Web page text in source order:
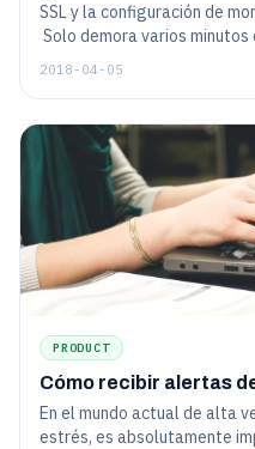
SSL y la configuración de
Solo demora varios minutos
2018-04-05
PRODUCT
Cómo recibir alertas
En el mundo actual de alta
estrés, es absolutamente